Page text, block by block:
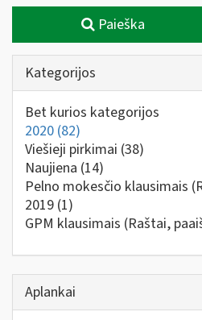
Paieška
Kategorijos
Bet kurios kategorijos
2020 (82)
Viešieji pirkimai (38)
Naujiena (14)
Pelno mokesčio klausimais
2019 (1)
GPM klausimais (Raštai,
Aplankai